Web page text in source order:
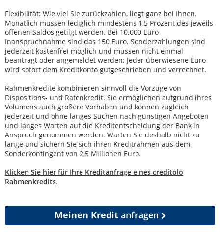
Flexibilität: Wie viel Sie zurückzahlen, liegt ganz bei Ihnen.
Monatlich müssen lediglich mindestens 1,5 Prozent des jeweils
offenen Saldos getilgt werden. Bei 10.000 Euro
Inanspruchnahme sind das 150 Euro. Sonderzahlungen sind
jederzeit kostenfrei möglich und müssen nicht einmal
beantragt oder angemeldet werden: Jeder überwiesene Euro
wird sofort dem Kreditkonto gutgeschrieben und verrechnet.
Rahmenkredite kombinieren sinnvoll die Vorzüge von
Dispositions- und Ratenkredit. Sie ermöglichen aufgrund ihres
Volumens auch größere Vorhaben und können zugleich
jederzeit und ohne langes Suchen nach günstigen Angeboten
und langes Warten auf die Kreditentscheidung der Bank in
Anspruch genommen werden. Warten Sie deshalb nicht zu
lange und sichern Sie sich ihren Kreditrahmen aus dem
Sonderkontingent von 2,5 Millionen Euro.
Klicken Sie hier für Ihre Kreditanfrage eines creditolo
Rahmenkredits.
Meinen Kreditanfragen